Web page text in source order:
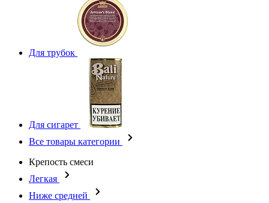
Для трубок
Для сигарет
Все товары категории
Крепость смеси
Легкая
Ниже средней